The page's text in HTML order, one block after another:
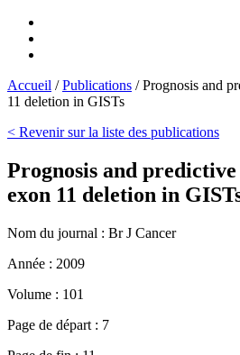
Accueil /Publications /Prognosis and
11 deletion in GISTs
< Revenir sur la liste des publications
Prognosis and
exon 11 deletion in
Nom du journal : Br J Cancer
Année : 2009
Volume : 101
Page de départ : 7